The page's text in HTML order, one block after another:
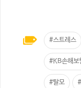
#스트레스
#KB손해보
#탈모